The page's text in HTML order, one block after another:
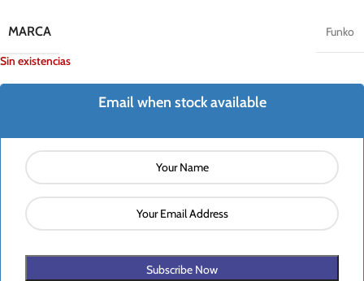
MARCA
Funko
Sin existencias
Email when stock available
Subscribe Now